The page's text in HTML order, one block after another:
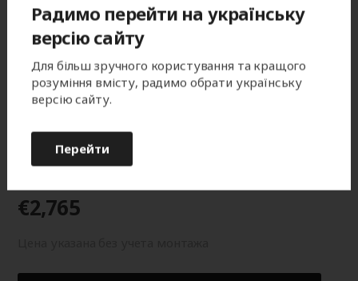
Цвет готового изделия может незначительно отличаться по
Гарантия 2 года
€2,765
Радимо перейти на українську
версію сайту
Для більш зручного користування та кращого
розуміння вмісту, радимо обрати українську
версію сайту.
Перейти